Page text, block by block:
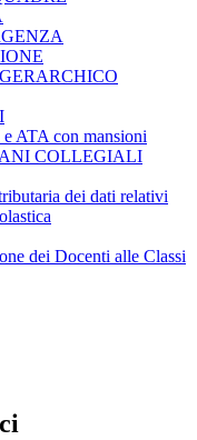
ATA con mansioni
COLLEGIALI
dei dati relativi
dei Docenti alle Classi